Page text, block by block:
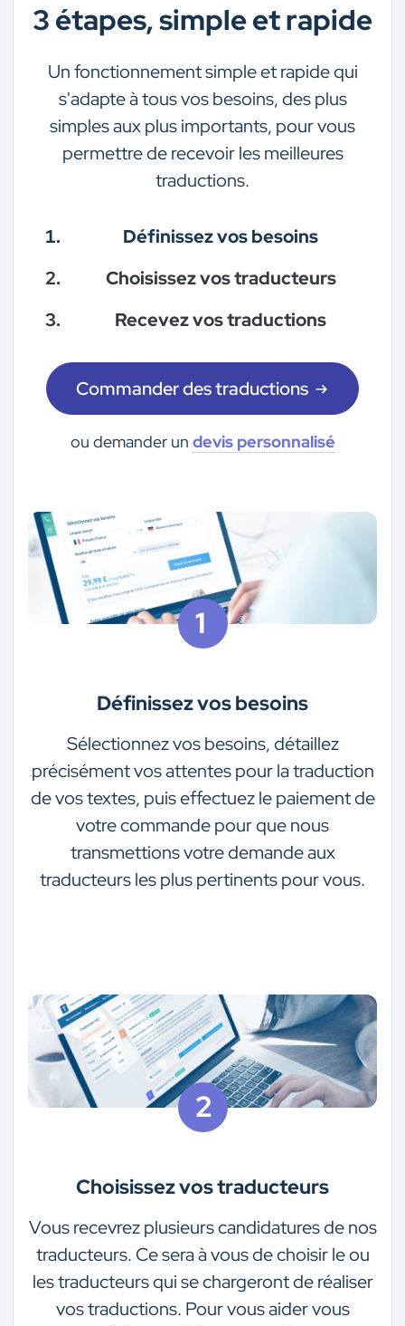
3 étapes, simple et rapide
Un fonctionnement simple et rapide qui
s'adapte à tous vos besoins, des plus
simples aux plus importants, pour vous
permettre de recevoir les meilleures
traductions.
Définissez vos besoins
Choisissez vos traducteurs
Recevez vos traductions
Commander des traductions
ou demander un devis personnalisé
Définissez vos besoins
Sélectionnez vos besoins, détaillez
précisément vos attentes pour la traduction
de vos textes, puis effectuez le paiement de
votre commande pour que nous
transmettions votre demande aux
traducteurs les plus pertinents pour vous.
Choisissez vos traducteurs
Vous recevrez plusieurs candidatures de nos
traducteurs. Ce sera à vous de choisir le ou
les traducteurs qui se chargeront de réaliser
vos traductions. Pour vous aider vous